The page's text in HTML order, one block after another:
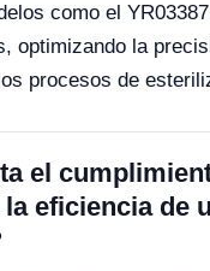
como el
optimizando la
procesos de
el
eficiencia de